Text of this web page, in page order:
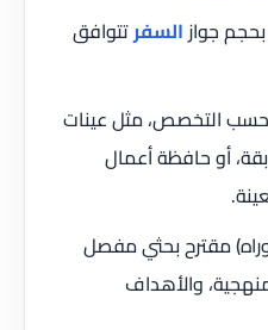
جواز السفرتتوافق
التخصص، مثل عينات
أو حافظة أعمال
مقترح بحثي مفصل
والأهداف